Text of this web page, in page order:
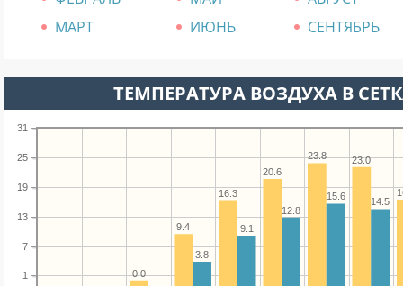
МАРТ
ИЮНЬ СЕНТЯБРЬ
ТЕМПЕРАТУРА ВОЗДУХА В
1
7
13
19
25
31
23.0
23.8
20.6
16.3
9.4
0.0
14.5
15.6
12.8
9.1
3.8